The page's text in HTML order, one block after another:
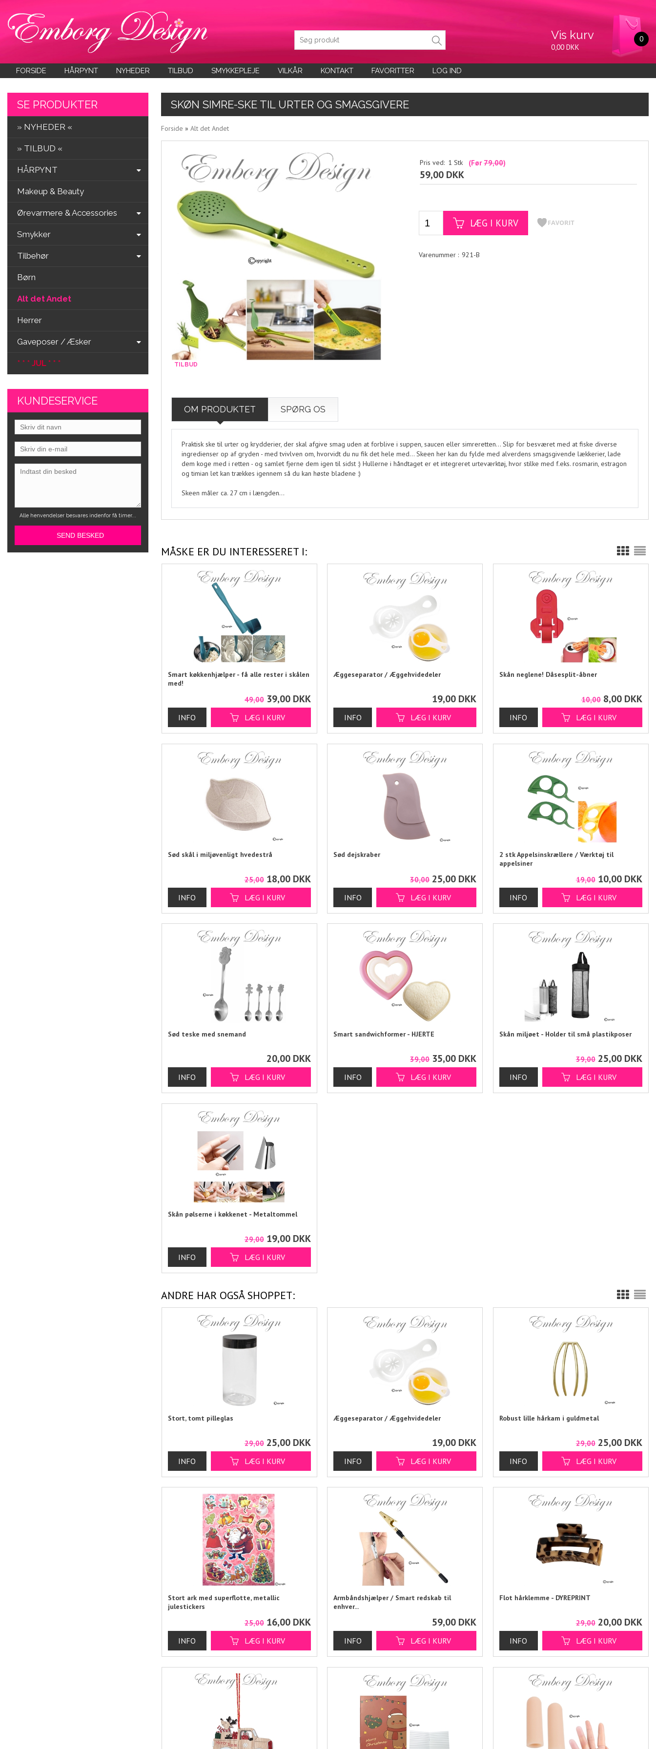
Vis kurv
0
0,00 DKK
FORSIDE HÅRPYNT NYHEDER TILBUD SMYKKEPLEJE VILKÅR KONTAKT FAVORITTER LOG IND
SE PRODUKTER
» NYHEDER «
» TILBUD «
HÅRPYNT
Makeup & Beauty
Ørevarmere & Accessories
Smykker
Tilbehør
Børn
Alt det Andet
Herrer
Gaveposer / Æsker
* * * JUL * * *
KUNDESERVICE
Alle henvendelser besvares indenfor få timer...
SKØN SIMRE-SKE TIL URTER OG SMAGSGIVERE
Forside »Alt det Andet
Pris ved: 1 Stk (Før79,00)
59,00 DKK
921-B
OM PRODUKTET SPØRG OS
Praktisk ske til urter og krydderier, der skal afgive smag uden at forblive i suppen, saucen eller simreretten... Slip for besværet med at fiske diverse
ingredienser op af gryden - med tvivlven om, hvorvidt du nu fik det hele med... Skeen her kan du fylde med alverdens smagsgivende lækkerier, lade
dem koge med i retten - og samlet fjerne dem igen til sidst :) Hullerne i håndtaget er et integreret urteværktøj, hvor stilke med f.eks. rosmarin, estragon
og timian let kan trækkes igennem så du kan høste bladene :)
Skeen måler ca. 27 cm i længden...
MÅSKE ER DU INTERESSERET I:
Smart køkkenhjælper - få alle rester i skålen
med!
49,00 39,00 DKK
Æggeseparator / Æggehvidedeler
19,00 DKK
Skån neglene! Dåsesplit-åbner
10,00 8,00 DKK
Sød skål i miljøvenligt hvedestrå
25,00 18,00 DKK
Sød dejskraber
30,00 25,00 DKK
2 stk Appelsinskrællere / Værktøj til
appelsiner
19,00 10,00 DKK
Sød teske med snemand
20,00 DKK
Smart sandwichformer - HJERTE
39,00 35,00 DKK
Skån miljøet - Holder til små plastikposer
39,00 25,00 DKK
Skån pølserne i køkkenet - Metaltommel
29,00 19,00 DKK
ANDRE HAR OGSÅ SHOPPET:
Stort, tomt pilleglas
29,00 25,00 DKK
Æggeseparator / Æggehvidedeler
19,00 DKK
Robust lille hårkam i guldmetal
29,00 25,00 DKK
Stort ark med superflotte, metallic
julestickers
25,00 16,00 DKK
Armbåndshjælper / Smart redskab til
enhver...
59,00 DKK
Flot hårklemme - DYREPRINT
29,00 20,00 DKK